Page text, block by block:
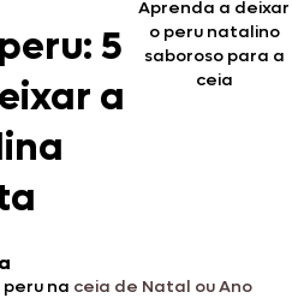
5
a
Aprenda a deixar
o peru natalino
saboroso para a
ceia
na ceia de Natal ou Ano